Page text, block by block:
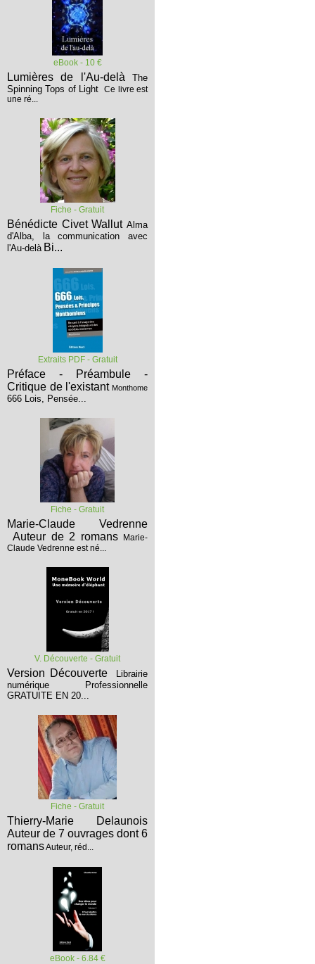
eBook - 10 €
Lumières de l'Au-delà The
Spinning Tops of Light Ce livre est
une ré...
Fiche - Gratuit
Bénédicte Civet Wallut Alma
d'Alba, la communication avec
l'Au-delà Bi...
Extraits PDF - Gratuit
Préface - Préambule -
Critique de l'existant Monthome
666 Lois, Pensée...
Fiche - Gratuit
Marie-Claude Vedrenne
Auteur de 2 romans
Marie-
Claude Vedrenne est né...
V. Découverte - Gratuit
Version Découverte
Librairie
numérique Professionnelle
GRATUITE EN 20...
Fiche - Gratuit
Thierry-Marie Delaunois
Auteur de 7 ouvrages dont 6
romansAuteur, réd...
eBook - 6.84 €